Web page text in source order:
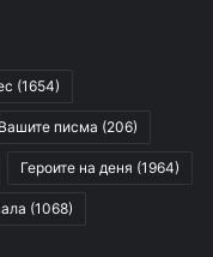
(1654)
Вашите писма (206)
Героите на деня (1964)
(1068)